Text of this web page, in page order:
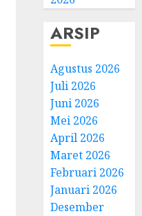
ARSIP
Agustus 2026
Juli 2026
Juni 2026
Mei 2026
April 2026
Maret 2026
Februari 2026
Januari 2026
Desember